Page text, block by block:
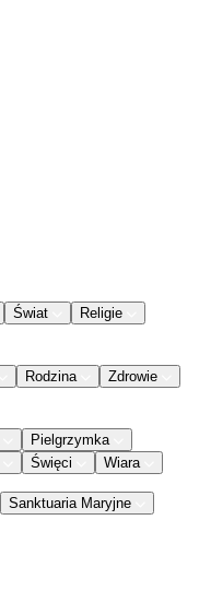
Świat
Religie
Rodzina
Zdrowie
Pielgrzymka
Święci Wiara
Sanktuaria Maryjne